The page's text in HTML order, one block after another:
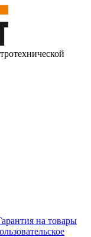
на товары